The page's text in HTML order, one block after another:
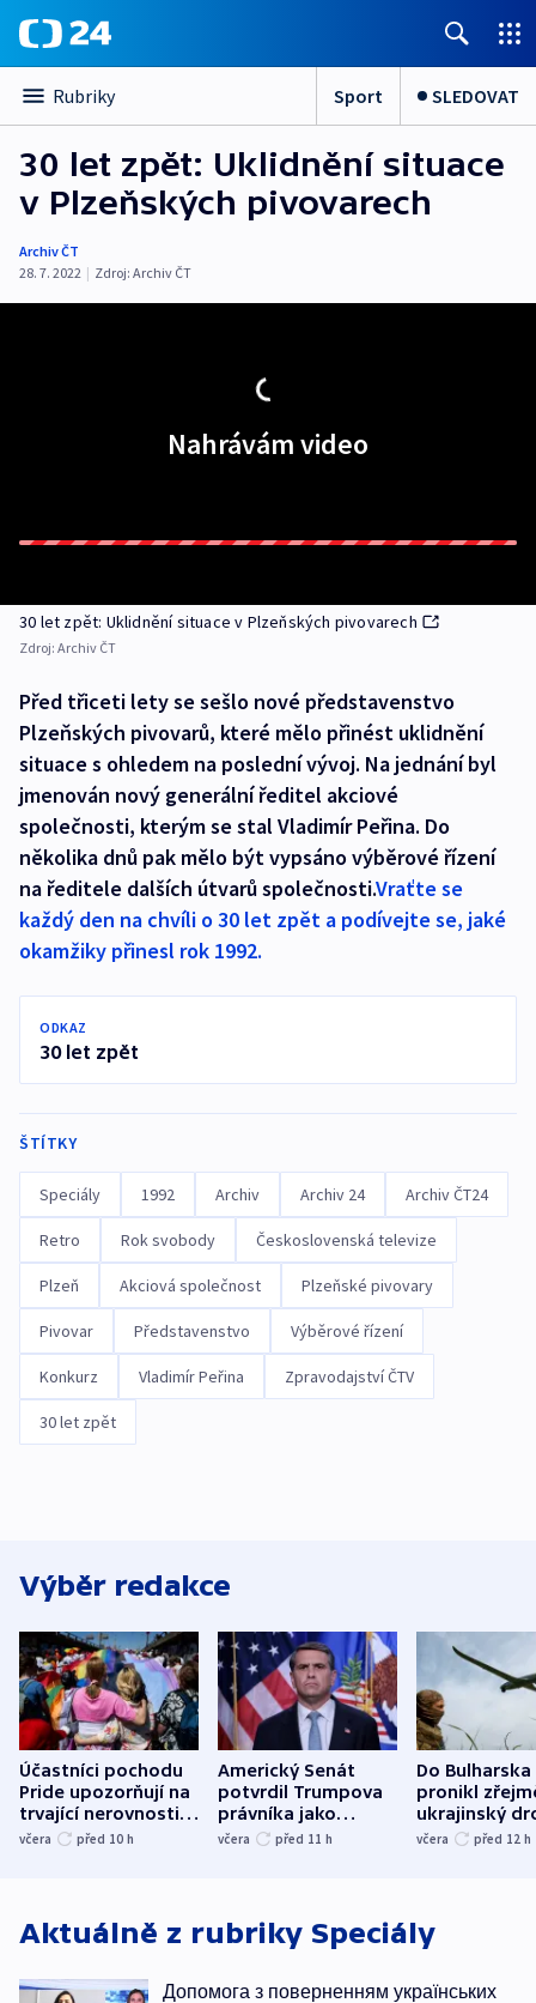
Rubriky Sport SLEDOVAT
30 let zpět: Uklidnění situace
v Plzeňských pivovarech
Archiv ČT
28. 7. 2022 | Zdroj: Archiv ČT
Nahrávám video
30 let zpět: Uklidnění situace v Plzeňských pivovarech
Zdroj: Archiv ČT
Před třiceti lety se sešlo nové představenstvo
Plzeňských pivovarů, které mělo přinést uklidnění
situace s ohledem na poslední vývoj. Na jednání byl
jmenován nový generální ředitel akciové
společnosti, kterým se stal Vladimír Peřina. Do
několika dnů pak mělo být vypsáno výběrové řízení
na ředitele dalších útvarů společnosti.Vraťte se
každý den na chvíli o 30 let zpět a podívejte se, jaké
okamžiky přinesl rok 1992.
ODKAZ
30 let zpět
ŠTÍTKY
Speciály 1992 Archiv Archiv 24 Archiv ČT24
Retro Rok svobody Československá televize
Plzeň Akciová společnost Plzeňské pivovary
Pivovar Představenstvo Výběrové řízení
Konkurz Vladimír Peřina Zpravodajství ČTV
30 let zpět
Výběr redakce
Účastníci pochodu
Pride upozorňují na
trvající nerovnosti i
společenskou
včera před 10 h
Americký Senát
potvrdil Trumpova
právníka jako
ministra
včera před 11 h
Do Bulharska
pronikl
ukrajinský
explodoval
včera před 12 h
Aktuálně z rubriky Speciály
Допомога з поверненням українських